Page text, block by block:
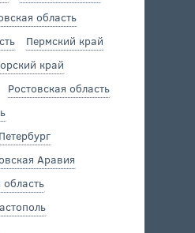
область
Пермский край
край
Ростовская область
Аравия